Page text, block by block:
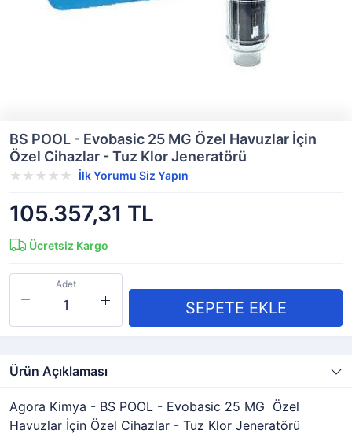
BS POOL - Evobasic 25 MG Özel Havuzlar İçin
Özel Cihazlar - Tuz Klor Jeneratörü
İlk Yorumu Siz Yapın
105.357,31 TL
Ücretsiz Kargo
Adet
Ürün Açıklaması
Agora Kimya - BS POOL - Evobasic 25 MG Özel
Havuzlar İçin Özel Cihazlar - Tuz Klor Jeneratörü